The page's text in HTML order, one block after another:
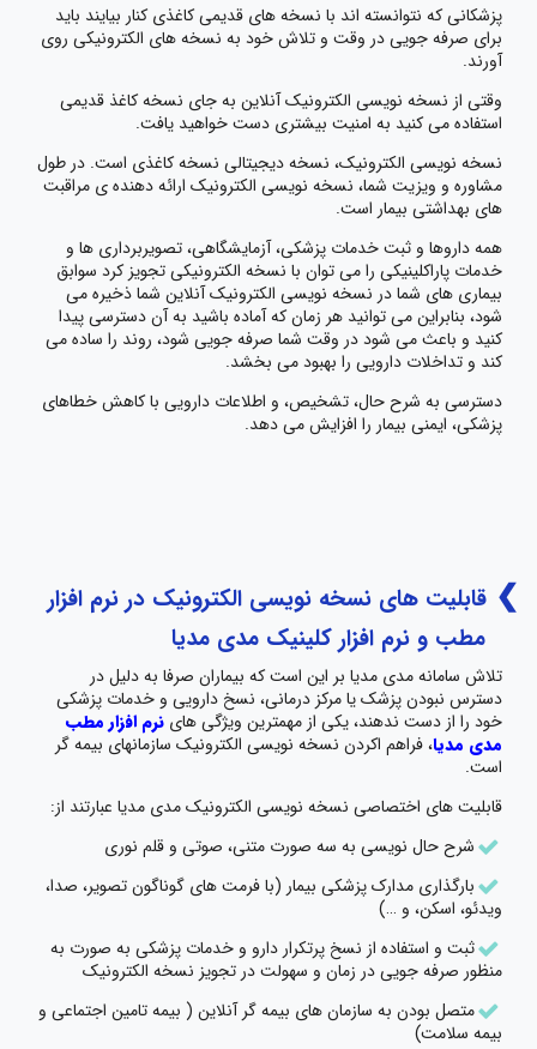
پزشکانی که نتوانسته اند با نسخه های قدیمی کاغذی کنار بیایند باید
برای صرفه جویی در وقت و تلاش خود به نسخه های الکترونیکی روی
آورند.
وقتی از نسخه نویسی الکترونیک آنلاین به جای نسخه کاغذ قدیمی
استفاده می کنید به امنیت بیشتری دست خواهید یافت.
نسخه نویسی الکترونیک، نسخه دیجیتالی نسخه کاغذی است. در طول
مشاوره و ویزیت شما، نسخه نویسی الکترونیک ارائه دهنده ی مراقبت
های بهداشتی بیمار است.
همه داروها و ثبت خدمات پزشکی، آزمایشگاهی، تصویربرداری ها و
خدمات پاراکلینیکی را می توان با نسخه الکترونیکی تجویز کرد سوابق
بیماری های شما در نسخه نویسی الکترونیک آنلاین شما ذخیره می
شود، بنابراین می توانید هر زمان که آماده باشید به آن دسترسی پیدا
کنید و باعث می شود در وقت شما صرفه جویی شود، روند را ساده می
کند و تداخلات دارویی را بهبود می بخشد.
دسترسی به شرح حال، تشخیص، و اطلاعات دارویی با کاهش خطاهای
پزشکی، ایمنی بیمار را افزایش می دهد.
قابلیت های نسخه نویسی الکترونیک در نرم افزار
مطب و نرم افزار کلینیک مدی مدیا
تلاش سامانه مدی مدیا بر این است که بیماران صرفا به دلیل در
دسترس نبودن پزشک یا مرکز درمانی، نسخ دارویی و خدمات پزشکی
خود را از دست ندهند، یکی از مهمترین ویژگی های نرم افزار مطب
مدی مدیا، فراهم اکردن نسخه نویسی الکترونیک سازمانهای بیمه گر
است.
قابلیت های اختصاصی نسخه نویسی الکترونیک مدی مدیا عبارتند از:
شرح حال نویسی به سه صورت متنی، صوتی و قلم نوری
بارگذاری مدارک پزشکی بیمار (با فرمت های گوناگون تصویر، صدا،
ویدئو، اسکن، و …)
ثبت و استفاده از نسخ پرتکرار دارو و خدمات پزشکی به صورت به
منظور صرفه جویی در زمان و سهولت در تجویز نسخه الکترونیک
متصل بودن به سازمان های بیمه گر آنلاین ( بیمه تامین اجتماعی و
بیمه سلامت)